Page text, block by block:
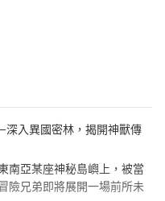
入異國密林，揭開神獸傳
南亞某座神秘島嶼上，被當
險兄弟即將展開一場前所未